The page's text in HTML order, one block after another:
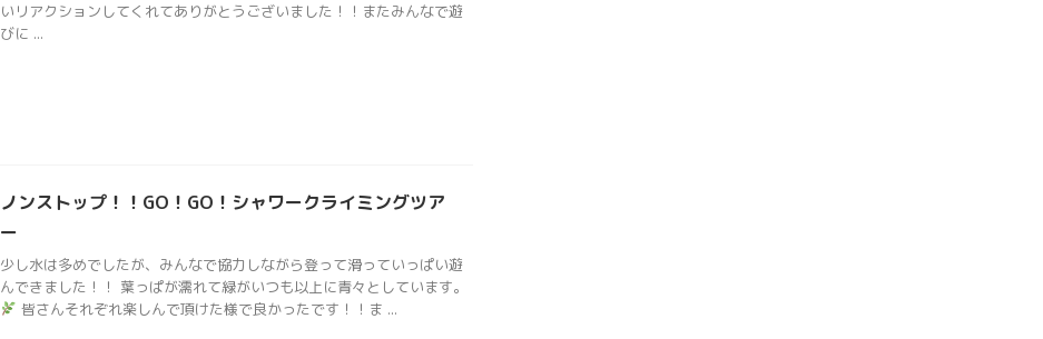
いリアクションしてくれてありがとうございました！！またみんなで遊
びに ...
ノンストップ！！GO！GO！シャワークライミングツア
ー
少し水は多めでしたが、みんなで協力しながら登って滑っていっぱい遊
んできました！！ 葉っぱが濡れて緑がいつも以上に青々としています。
皆さんそれぞれ楽しんで頂けた様で良かったです！！ま ...